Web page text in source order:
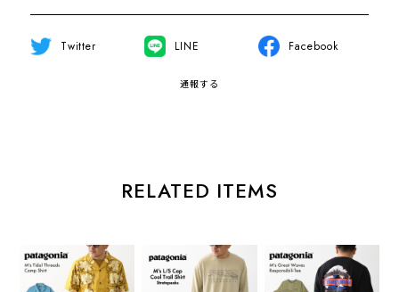
Twitter LINE Facebook
通報する
RELATED ITEMS